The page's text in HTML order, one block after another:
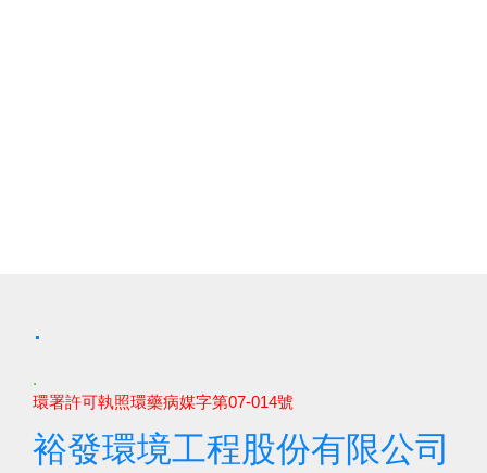
.
.
環署許可執照環藥病媒字第07-014號
裕發環境工程股份有限公司